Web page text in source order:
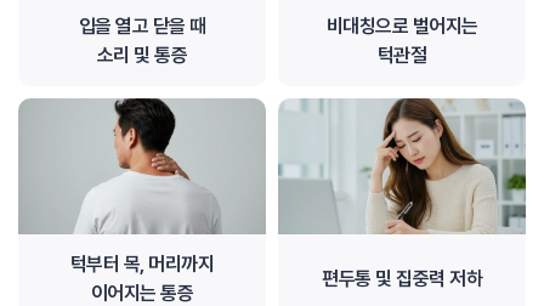
입을 열고 닫을 때
소리 및 통증
비대칭으로 벌어지는
턱관절
턱부터 목, 머리까지
이어지는 통증
편두통 및 집중력 저하